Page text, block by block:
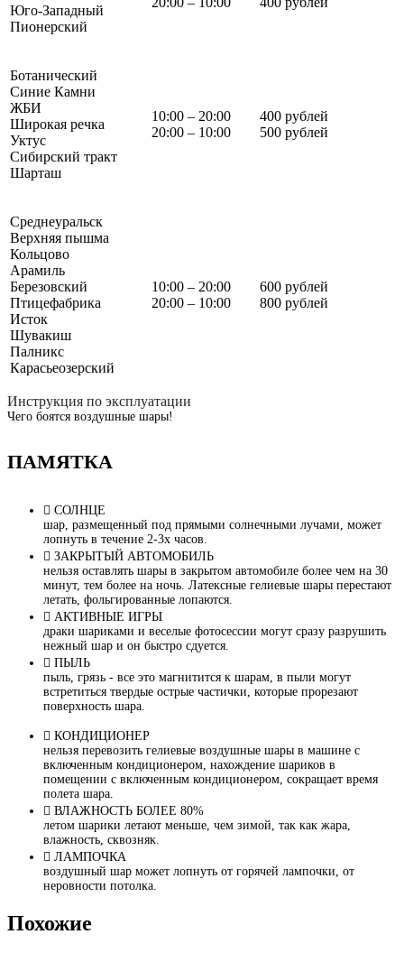
Юго-Западный
Пионерский
Ботанический
Синие Камни
ЖБИ
Широкая речка
Уктус
Сибирский тракт
Шарташ
10:00 – 20:00
20:00 – 10:00
400 рублей
500 рублей
Среднеуральск
Верхняя пышма
Кольцово
Арамиль
Березовский
Птицефабрика
Исток
Шувакиш
Палникс
Карасьеозерский
10:00 – 20:00
20:00 – 10:00
600 рублей
800 рублей
Инструкция по эксплуатации
Чего боятся воздушные шары!
ПАМЯТКА
СОЛНЦЕ
шар, размещенный под прямыми солнечными лучами, может
лопнуть в течение 2-3х часов.
ЗАКРЫТЫЙ АВТОМОБИЛЬ
нельзя оставлять шары в закрытом автомобиле более чем на 30
минут, тем более на ночь. Латексные гелиевые шары перестают
летать, фольгированные лопаются.
АКТИВНЫЕ ИГРЫ
драки шариками и веселые фотосессии могут сразу разрушить
нежный шар и он быстро сдуется.
ПЫЛЬ
пыль, грязь - все это магнитится к шарам, в пыли могут
встретиться твердые острые частички, которые прорезают
поверхность шара.
КОНДИЦИОНЕР
нельзя перевозить гелиевые воздушные шары в машине с
включенным кондиционером, нахождение шариков в
помещении с включенным кондиционером, сокращает время
полета шара.
ВЛАЖНОСТЬ БОЛЕЕ 80%
летом шарики летают меньше, чем зимой, так как жара,
влажность, сквозняк.
ЛАМПОЧКА
воздушный шар может лопнуть от горячей лампочки, от
неровности потолка.
Похожие